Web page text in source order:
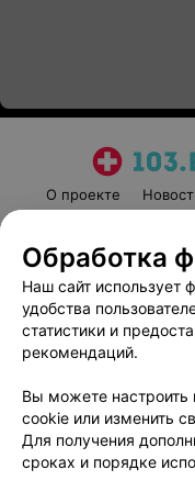
О проекте
Обработка
Наш сайт использует
удобства
статистики и
рекомендаций.
Вы можете настроить
cookie или изменить
Для получения
сроках и порядке